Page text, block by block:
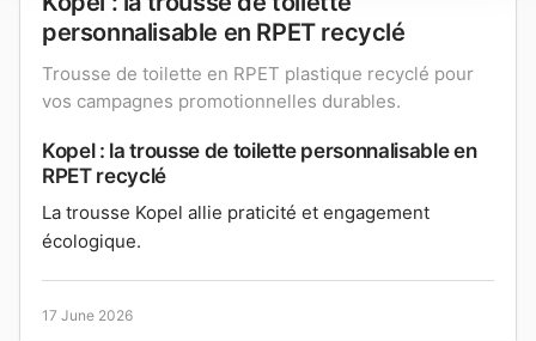
personnalisable en RPET recyclé
Trousse de toilette en RPET plastique recyclé pour
vos campagnes promotionnelles durables.
Kopel : la trousse de toilette personnalisable en
RPET recyclé
La trousse Kopel allie praticité et engagement
écologique.
17 June 2026